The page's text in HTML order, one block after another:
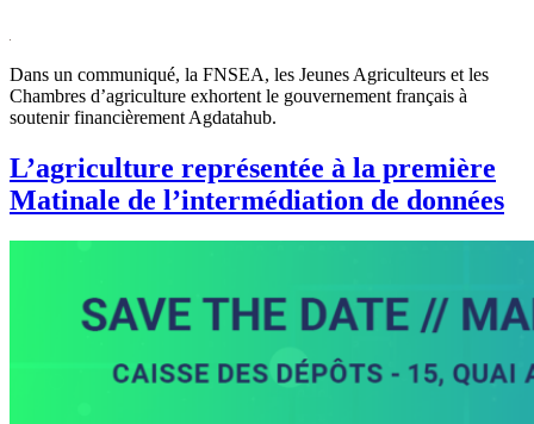
Dans un communiqué, la FNSEA, les Jeunes Agriculteurs et les
Chambres d’agriculture exhortent le gouvernement français à
soutenir financièrement Agdatahub.
L’agriculture représentée à la première
Matinale de l’intermédiation de données